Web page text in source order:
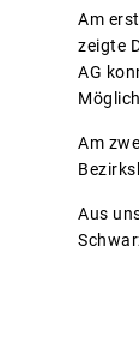
Am
zeigte
AG
Am
Aus